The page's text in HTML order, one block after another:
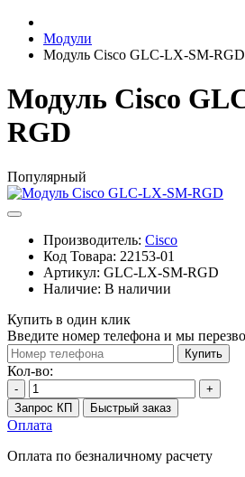
Модули
Модуль Cisco GLC-LX-SM-RGD
Модуль Cisco
RGD
Популярный
Производитель: Cisco
Код Товара: 22153-01
Артикул: GLC-LX-SM-RGD
Наличие: В наличии
Купить в один клик
Введите номер телефона и мы
Купить
Кол-во:
-
+
Запрос КП
Быстрый заказ
Оплата
Оплата по безналичному расчету